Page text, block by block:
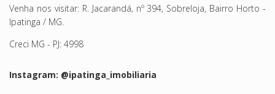
Venha nos visitar: R. Jacarandá, nº 394, Sobreloja, Bairro Horto -
Ipatinga / MG.
Creci MG - PJ: 4998
Instagram: @ipatinga_imobiliaria